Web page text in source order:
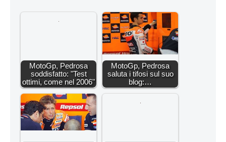
MotoGp, Pedrosa
soddisfatto: "Test
ottimi, come nel 2006"
MotoGp, Pedrosa
saluta i tifosi sul suo
blog:…